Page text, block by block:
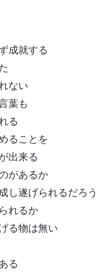
成就する
ない
葉も
る
ることを
出来る
があるか
し遂げられるだろう
れるか
る物は無い
る